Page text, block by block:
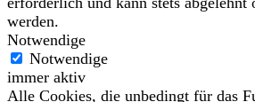
werden.
Notwendige
Notwendige
immer aktiv
Alle Cookies, die unbedingt für das